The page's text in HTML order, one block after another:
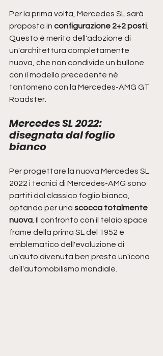
Per la prima volta, Mercedes SL sarà
proposta in configurazione 2+2 posti
Questo è merito dell'adozione di
un'architettura completamente
nuova, che non condivide un bullone
con il modello precedente né
tantomeno con la Mercedes-AMG GT
Roadster.
Mercedes SL 2022:
disegnata dal foglio
bianco
Per progettare la nuova Mercedes SL
2022 i tecnici di Mercedes-AMG sono
partiti dal classico foglio bianco,
optando per una scocca totalmente
nuova . Il confronto con il telaio space
frame della prima SL del 1952 è
emblematico dell'evoluzione di
un'auto divenuta ben presto un'icona
dell'automobilismo mondiale.